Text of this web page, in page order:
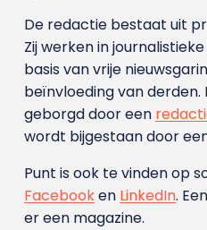
De redactie bestaat uit
Zij werken in
basis van vrije
beïnvloeding van derden.
geborgd door een
wordt bijgestaan door
Punt is ook te vinden op
Facebooken LinkedIn.
er een magazine.